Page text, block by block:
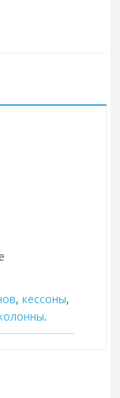
, кессоны,
.